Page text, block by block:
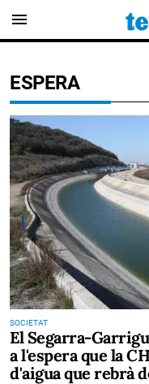
menu
ESPERA
SOCIETAT
El Segarra-
a l'espera que la
d'aigua que rebrà